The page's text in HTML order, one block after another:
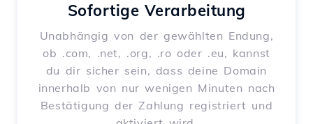
Sofortige Verarbeitung
Unabhängig von der gewählten Endung,
ob .com, .net, .org, .ro oder .eu, kannst
du dir sicher sein, dass deine Domain
innerhalb von nur wenigen Minuten nach
Bestätigung der Zahlung registriert und